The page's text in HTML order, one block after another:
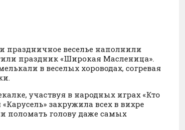
праздничное веселье наполнили
праздник «Широкая Масленица».
в веселых хороводах, согревая
участвуя в народных играх «Кто
закружила всех в вихре
поломать голову даже самых